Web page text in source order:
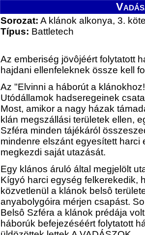
Sorozat: A klánok alkonya, 3.
Típus: Battletech
Az emberiség jövôjéért folytatott
hajdani ellenfeleknek össze kell
Az "Elvinni a háborút a
Utódállamok hadseregeinek
Most, amikor a nagy házak
klán megszállási területek ellen,
Szféra minden tájékáról
mindenre elszánt egyesített harci
megkezdi saját utazását.
Egy klános áruló által megjelölt
Kígyó harci egység felkerekedik,
közvetlenül a klánok belsô
anyabolygóira mérjen csapást.
Belsô Szféra a klánok prédája
háborúk befejezéséért folytatott